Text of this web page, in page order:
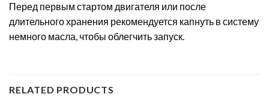
Перед первым стартом двигателя или после
длительного хранения рекомендуется капнуть в систему
немного масла, чтобы облегчить запуск.
RELATED PRODUCTS